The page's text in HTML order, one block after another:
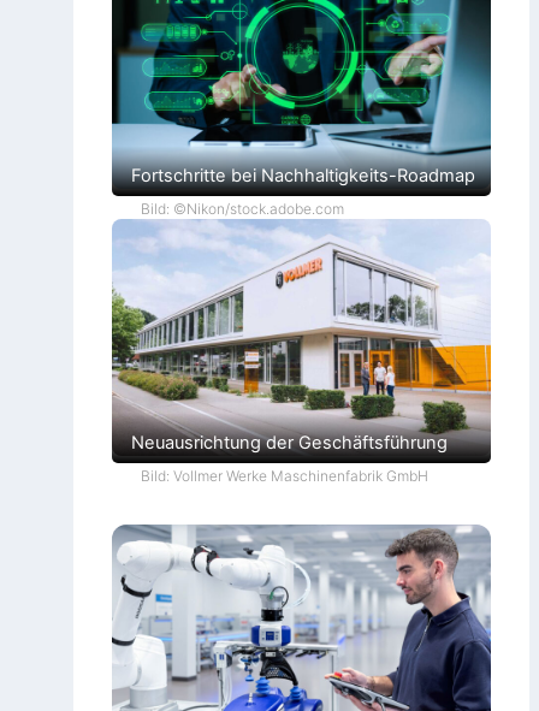
Fortschritte bei Nachhaltigkeits-Roadmap
Bild: ©Nikon/stock.adobe.com
Neuausrichtung der Geschäftsführung
Bild: Vollmer Werke Maschinenfabrik GmbH